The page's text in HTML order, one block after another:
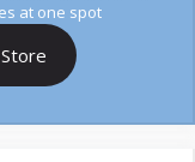
at one spot